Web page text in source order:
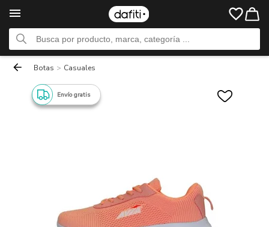
Botas > Casuales
Envío gratis